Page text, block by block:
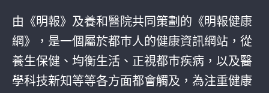
由《明報》及養和醫院共同策劃的《明報健康
網》，是一個屬於都巿人的健康資訊網站，從
養生保健、均衡生活、正視都巿疾病，以及醫
學科技新知等等各方面都會觸及，為注重健康